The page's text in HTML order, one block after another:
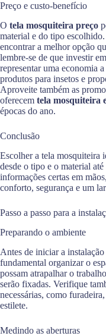
Preço e custo-benefício
O tela mosquiteira preço
material e do tipo
encontrar a melhor opção
lembre-se de que investir
representar uma economia
produtos para insetos e
Aproveite também as
oferecem tela mosquiteira
épocas do ano.
Conclusão
Escolher a tela mosquiteira
desde o tipo e o material
informações certas em
conforto, segurança e um
Passo a passo para a
Preparando o ambiente
Antes de iniciar a instalação
fundamental organizar o
possam atrapalhar o
serão fixadas. Verifique
necessárias, como
estilete.
Medindo as aberturas